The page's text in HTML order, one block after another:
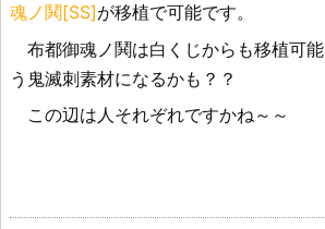
魂ノ鬨[SS]が移植で可能です。
布都御魂ノ鬨は白くじからも移植可
う鬼滅刺素材になるかも？？
この辺は人それぞれですかね～～